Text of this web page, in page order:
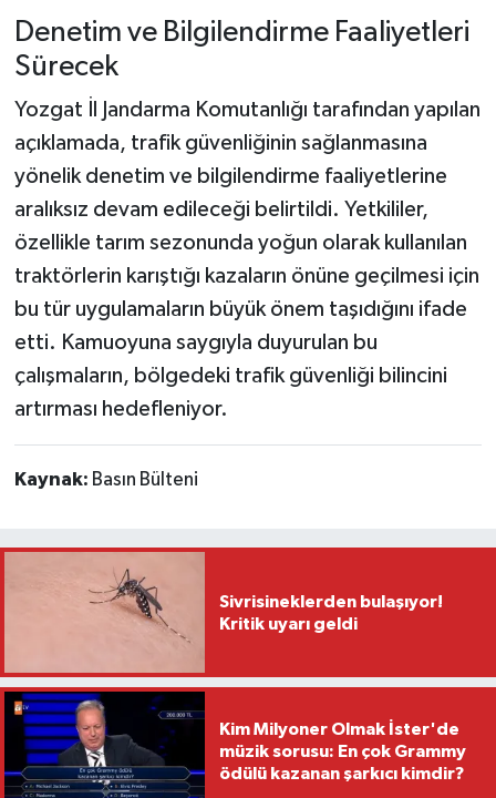
Denetim ve Bilgilendirme Faaliyetleri
Sürecek
Yozgat İl Jandarma Komutanlığı tarafından yapılan
açıklamada, trafik güvenliğinin sağlanmasına
yönelik denetim ve bilgilendirme faaliyetlerine
aralıksız devam edileceği belirtildi. Yetkililer,
özellikle tarım sezonunda yoğun olarak kullanılan
traktörlerin karıştığı kazaların önüne geçilmesi için
bu tür uygulamaların büyük önem taşıdığını ifade
etti. Kamuoyuna saygıyla duyurulan bu
çalışmaların, bölgedeki trafik güvenliği bilincini
artırması hedefleniyor.
Kaynak: Basın Bülteni
Sivrisineklerden bulaşıyor!
Kritik uyarı geldi
Kim Milyoner Olmak İster'de
müzik sorusu: En çok Grammy
ödülü kazanan şarkıcı kimdir?